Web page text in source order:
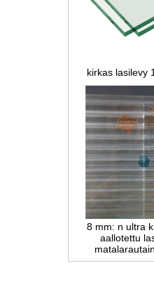
8 mm: n ultra
aallotettu
ruokolasi,
väliseinälle ja